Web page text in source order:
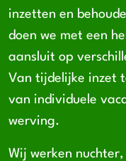
inzetten en
doen we met een
aansluit op
Van tijdelijke inzet
van individuele
werving.
Wij werken